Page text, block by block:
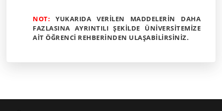
NOT:
YUKARIDA VERİLEN MADDELERİN DAHA
FAZLASINA AYRINTILI ŞEKİLDE ÜNİVERSİTEMİZE
AİT ÖĞRENCİ REHBERİNDEN ULAŞABİLİRSİNİZ.